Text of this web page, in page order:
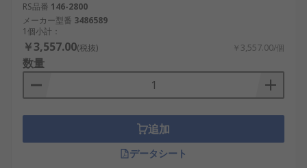
RS品番 146-2800
メーカー型番 3486589
1個小計：
￥3,557.00(税抜) ￥3,557.00/個
数量
追加
データシート